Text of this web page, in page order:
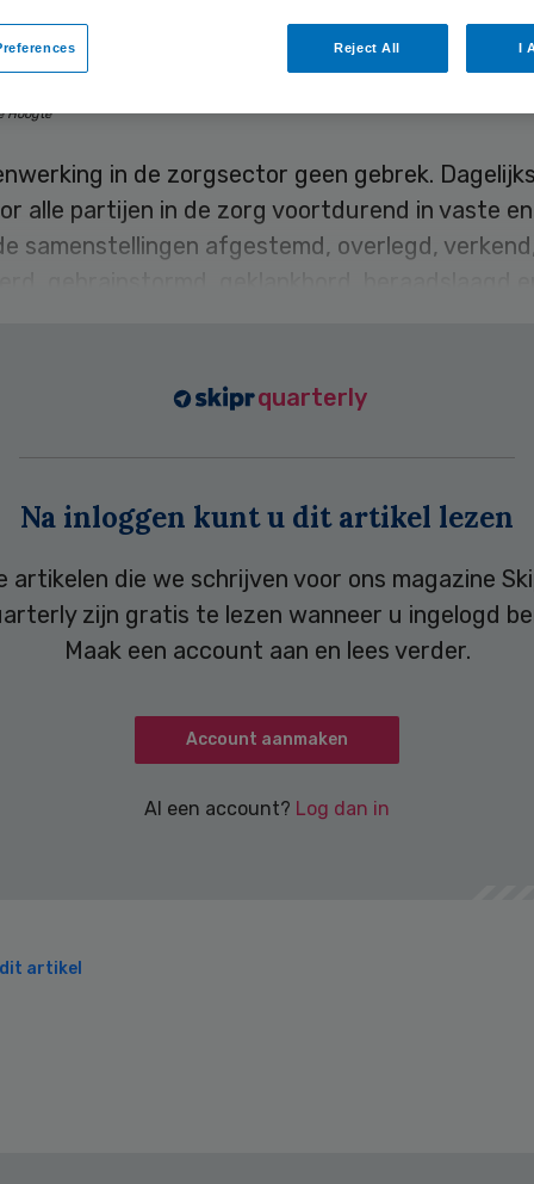
77 keer gelezen
Hoogte
in de zorgsector geen gebrek.
alle partijen in de zorg voortdurend in vaste en
samenstellingen afgestemd, overlegd,
quarterly
Na inloggen kunt u dit artikel lezen
artikelen die we schrijven voor ons magazine
zijn gratis te lezen wanneer u ingelogd
Maak een account aan en lees verder.
Account aanmaken
Al een account? Log dan in
artikel
Reject All I